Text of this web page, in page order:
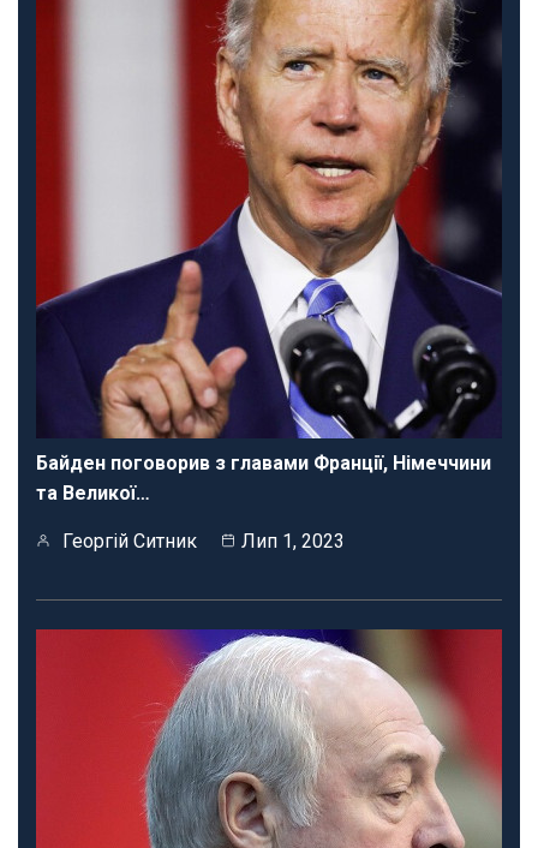
Байден поговорив з главами Франції, Німеччини
та Великої…
Георгій Ситник Лип 1, 2023